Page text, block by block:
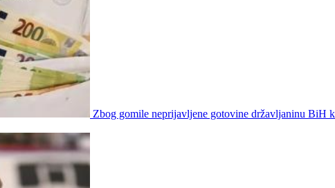
Zbog gomile neprijavljene gotovine državljaninu BiH